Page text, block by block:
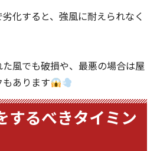
化すると、強風に耐えられなく
風でも破損や、最悪の場合は屋
あります
するべきタイミン